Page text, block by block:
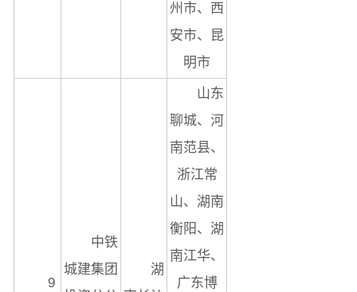
州市、西
安市、昆
明市
9
中铁
城建集团
湖
山东
聊城、河
南范县、
浙江常
山、湖南
衡阳、湖
南江华、
广东博